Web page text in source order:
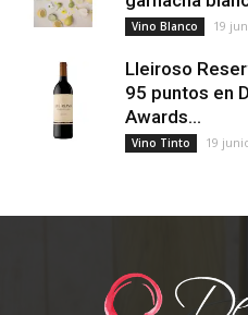
Vino Blanco 19
Lleiroso
95 puntos en
Awards...
Vino Tinto 19